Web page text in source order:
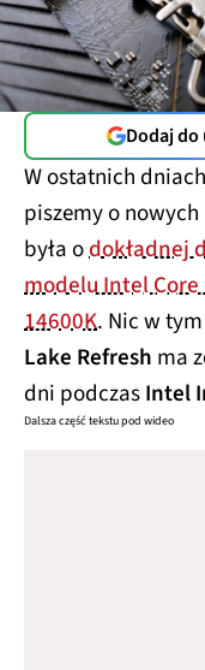
Dodaj do
W ostatnich
piszemy o
była odokładnej
modelu Intel Core
14600K. Nic w
Lake Refresh ma
dni podczasIntel
Dalsza część tekstu pod wideo